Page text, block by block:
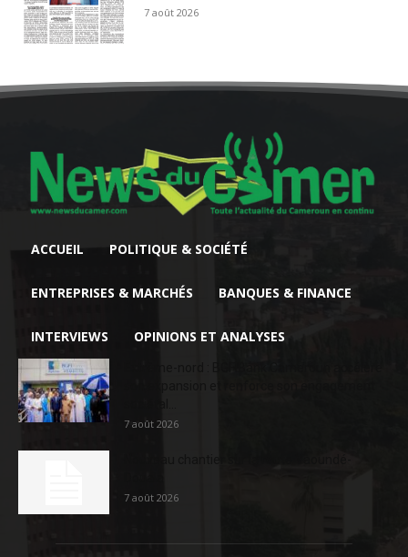
7 août 2026
ACCUEIL POLITIQUE & SOCIÉTÉ
ENTREPRISES & MARCHÉS BANQUES & FINANCE
INTERVIEWS OPINIONS ET ANALYSES
7 août 2026
7 août 2026